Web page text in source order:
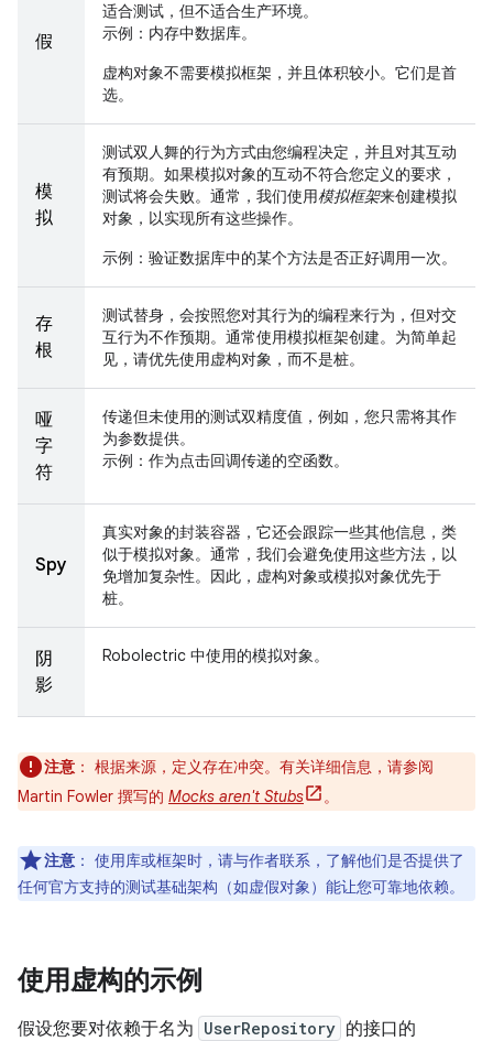
假
适合测试，但不适合生产环境。
示例：内存中数据库。
虚构对象不需要模拟框架，并且体积较小。它们是首
选。
模
拟
测试双人舞的行为方式由您编程决定，并且对其互动
有预期。如果模拟对象的互动不符合您定义的要求，
测试将会失败。通常，我们使用模拟框架来创建模拟
对象，以实现所有这些操作。
示例：验证数据库中的某个方法是否正好调用一次。
存
根
测试替身，会按照您对其行为的编程来行为，但对交
互行为不作预期。通常使用模拟框架创建。为简单起
见，请优先使用虚构对象，而不是桩。
哑
字
符
传递但未使用的测试双精度值，例如，您只需将其作
为参数提供。
示例：作为点击回调传递的空函数。
Spy
真实对象的封装容器，它还会跟踪一些其他信息，类
似于模拟对象。通常，我们会避免使用这些方法，以
免增加复杂性。因此，虚构对象或模拟对象优先于
桩。
阴
影
Robolectric 中使用的模拟对象。
注意 ： 根据来源，定义存在冲突。有关详细信息，请参阅
Martin Fowler 撰写的 Mocks aren't Stubs 。
注意 ： 使用库或框架时，请与作者联系，了解他们是否提供了
任何官方支持的测试基础架构（如虚假对象）能让您可靠地依赖。
使用虚构的示例
假设您要对依赖于名为 UserRepository 的接口的